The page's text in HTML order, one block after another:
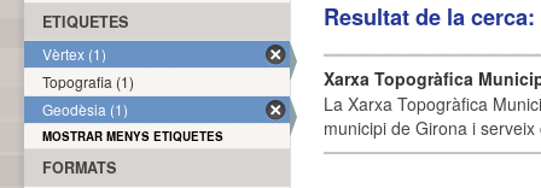
Resultat de la
Xarxa Topogràfica
La Xarxa Topogràfica
municipi de Girona i
ETIQUETES
Vèrtex (1)
Topografia (1)
Geodèsia (1)
MOSTRAR MENYS ETIQUETES
FORMATS